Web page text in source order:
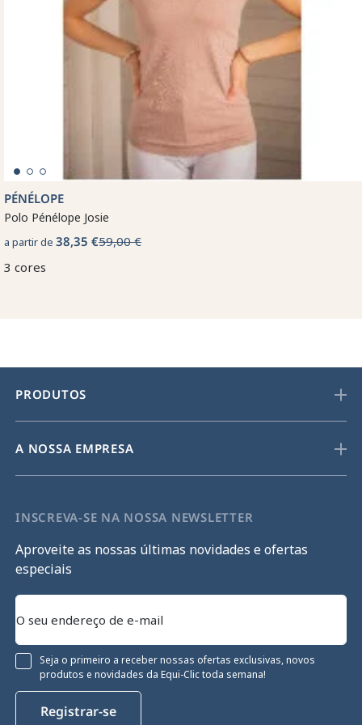
PÉNÉLOPE
Polo Pénélope Josie
a partir de 38,35 €59,00 €
3 cores
PRODUTOS
A NOSSA EMPRESA
INSCREVA-SE NA NOSSA NEWSLETTER
Aproveite as nossas últimas novidades e ofertas
especiais
Seja o primeiro a receber nossas ofertas exclusivas, novos
produtos e novidades da Equi-Clic toda semana!
Registrar-se